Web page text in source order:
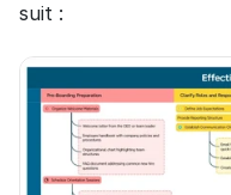
suit :